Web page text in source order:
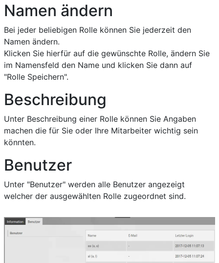
Namen ändern
Bei jeder beliebigen Rolle können Sie jederzeit den
Namen ändern.
Klicken Sie hierfür auf die gewünschte Rolle, ändern Sie
im Namensfeld den Name und klicken Sie dann auf
"Rolle Speichern".
Beschreibung
Unter Beschreibung einer Rolle können Sie Angaben
machen die für Sie oder Ihre Mitarbeiter wichtig sein
könnten.
Benutzer
Unter "Benutzer" werden alle Benutzer angezeigt
welcher der ausgewählten Rolle zugeordnet sind.